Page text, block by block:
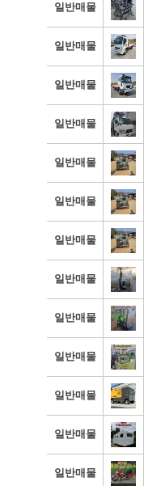
일반매물
일반매물
일반매물
일반매물
일반매물
일반매물
일반매물
일반매물
일반매물
일반매물
일반매물
일반매물
일반매물